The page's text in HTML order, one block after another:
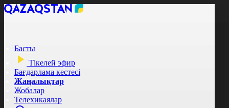
Басты
Тікелей эфир
Бағдарлама кестесі
Жаңалықтар
Жобалар
Телехикаялар